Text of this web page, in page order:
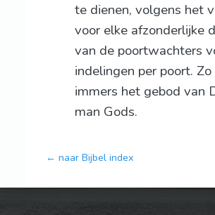
te dienen, volgens het
voor elke afzonderlijke
van de poortwachters
indelingen per poort.
immers het gebod van
man Gods.
← naar Bijbel index